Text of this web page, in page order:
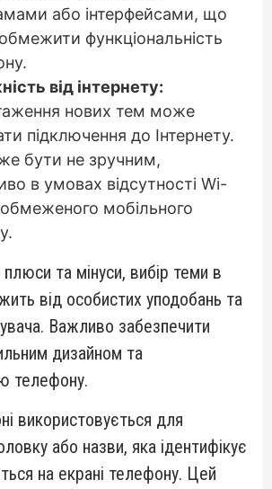
або інтерфейсами, що
функціональність
від інтернету:
нових тем може
підключення до Інтернету.
бути не зручним,
в умовах відсутності Wi-
мобільного
та мінуси, вибір теми в
від особистих уподобань та
Важливо забезпечити
дизайном та
телефону.
використовується для
або назви, яка ідентифікує
на екрані телефону. Цей